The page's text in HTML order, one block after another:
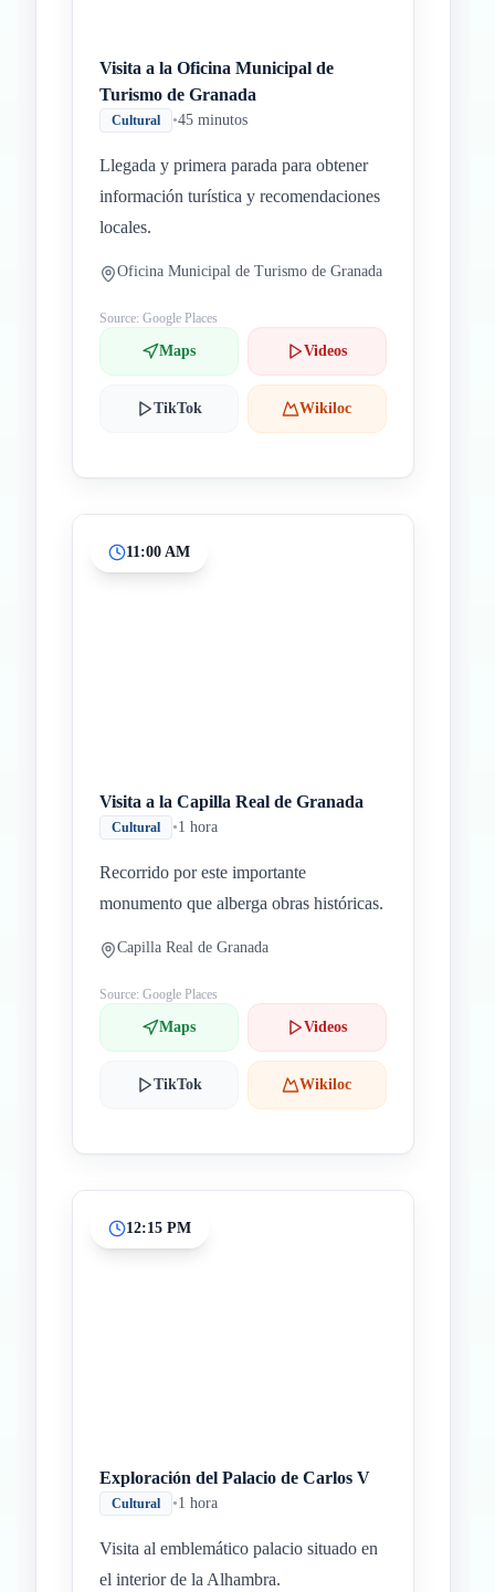
Visita a la Oficina Municipal de
Turismo de Granada
Cultural •45 minutos
Llegada y primera parada para obtener
información turística y recomendaciones
locales.
Oficina Municipal de Turismo de Granada
Source: Google Places
Maps Videos
TikTok Wikiloc
11:00 AM
Visita a la Capilla Real de Granada
Cultural •1 hora
Recorrido por este importante
monumento que alberga obras históricas.
Capilla Real de Granada
Source: Google Places
Maps Videos
TikTok Wikiloc
12:15 PM
Exploración del Palacio de Carlos V
Cultural •1 hora
Visita al emblemático palacio situado en
el interior de la Alhambra.